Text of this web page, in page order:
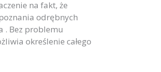
na fakt, że
odrębnych
. Bez problemu
określenie całego